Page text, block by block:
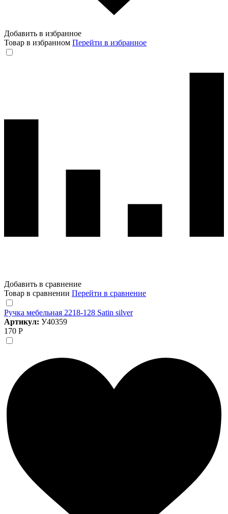
Добавить в избранное
Товар в избранном Перейти в избранное
Добавить в сравнение
Товар в сравнении Перейти в сравнение
Ручка мебельная 2218-128 Satin silver
Артикул: У40359
170 Р